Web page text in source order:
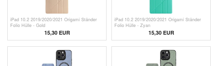
iPad 10.2 2019/2020/2021 Origami Ständer
Folio Hülle - Gold
15,30 EUR
iPad 10.2 2019/2020/2021 Origami Ständer
Folio Hülle - Zyan
15,30 EUR